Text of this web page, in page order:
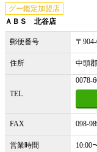
グー鑑定加盟店
ＡＢＳ 北谷店
郵便番号 〒
住所 中頭
TEL
0078-
FAX 098-
営業時間 10:00